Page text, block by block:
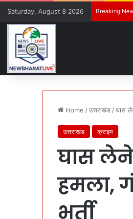
Saturday, August 8 2026 Breaking
Home /उत्तराखंड /घास
उत्तराखंड क्राइम
घास
हमला,
भर्ती